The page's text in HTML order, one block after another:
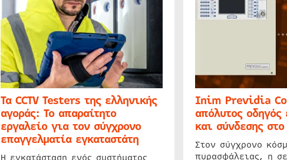
Τα CCTV Testers της ελληνικής
αγοράς: Το απαραίτητο
εργαλείο για τον σύγχρονο
επαγγελματία εγκαταστάτη
Inim Previdia
απόλυτος οδηγός
και σύνδεσης
Στον σύγχρονο
πυρασφάλειας, η